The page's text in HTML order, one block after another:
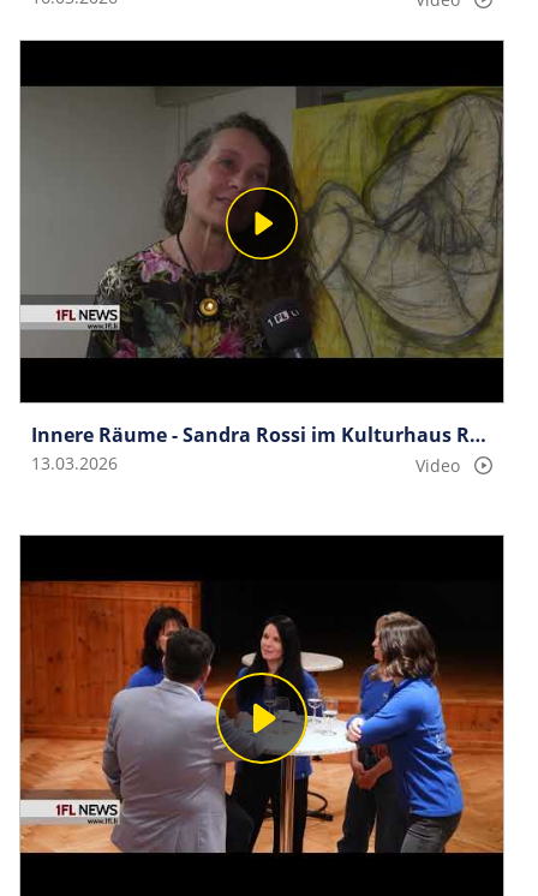
Innere Räume - Sandra Rossi im Kulturhaus Rössle
13.03.2026 Video